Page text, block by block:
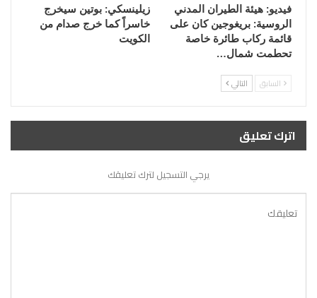
فيديو: هيئة الطيران المدني
الروسية: بريغوجين كان على
قائمة ركاب طائرة خاصة
تحطمت شمال…
زيلينسكي: بوتين سيخرج
خاسراً كما خرج صدام من
الكويت
السابق التالي
اترك تعليق
يرجي التسجيل لترك تعليقك